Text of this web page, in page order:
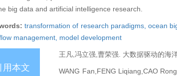
big data and artificial intelligence research.
transformation of research paradigms, ocean
management, model development
用本文
王凡,冯立强,曹荣强. 大数据驱动的海
WANG Fan,FENG Liqiang,CAO